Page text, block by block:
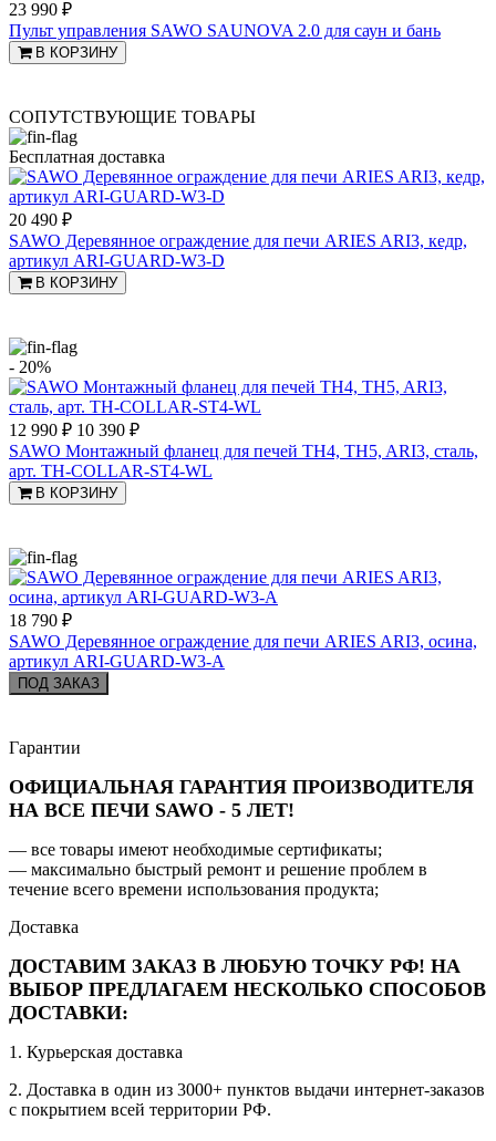
23 990 ₽
Пульт управления SAWO SAUNOVA 2.0 для саун и бань
В КОРЗИНУ
СОПУТСТВУЮЩИЕ ТОВАРЫ
Бесплатная доставка
20 490 ₽
SAWO Деревянное ограждение для печи ARIES ARI3, кедр,
артикул ARI-GUARD-W3-D
В КОРЗИНУ
- 20%
12 990 ₽ 10 390 ₽
SAWO Монтажный фланец для печей TH4, TH5, ARI3, сталь,
арт. TH-COLLAR-ST4-WL
В КОРЗИНУ
18 790 ₽
SAWO Деревянное ограждение для печи ARIES ARI3, осина,
артикул ARI-GUARD-W3-A
ПОД ЗАКАЗ
Гарантии
ОФИЦИАЛЬНАЯ ГАРАНТИЯ ПРОИЗВОДИТЕЛЯ
НА ВСЕ ПЕЧИ SAWO - 5 ЛЕТ!
— все товары имеют необходимые сертификаты;
— максимально быстрый ремонт и решение проблем в
течение всего времени использования продукта;
Доставка
ДОСТАВИМ ЗАКАЗ В ЛЮБУЮ ТОЧКУ РФ! НА
ВЫБОР ПРЕДЛАГАЕМ НЕСКОЛЬКО СПОСОБОВ
ДОСТАВКИ:
1. Курьерская доставка
2. Доставка в один из 3000+ пунктов выдачи интернет-заказов
с покрытием всей территории РФ.